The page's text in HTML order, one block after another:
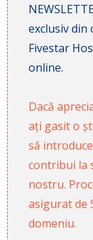
exclusiv
Fivestar
online.
Dacă
ați gasit o
să
contribui la
nostru.
asigurat de
domeniu.